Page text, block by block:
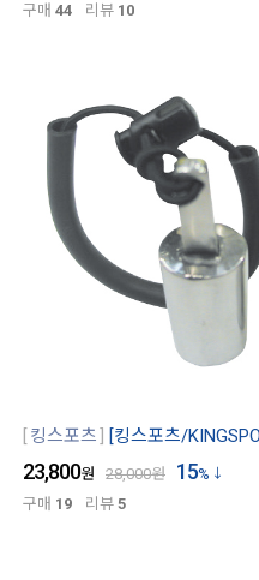
구매 44 리뷰 10
킹스포츠 [킹스포츠/
23,800원 28,000원 15%
구매 19 리뷰 5